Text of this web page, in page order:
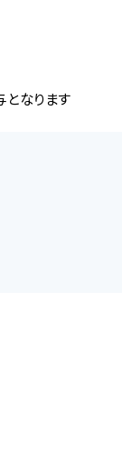
なります